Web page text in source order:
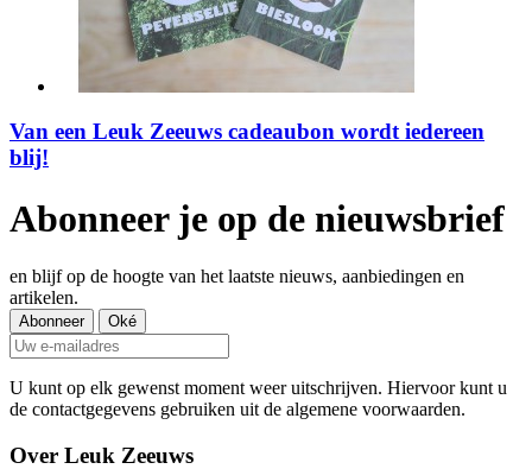
Van een Leuk Zeeuws cadeaubon wordt iedereen
blij!
Abonneer je op de nieuwsbrief
en blijf op de hoogte van het laatste nieuws, aanbiedingen en
artikelen.
U kunt op elk gewenst moment weer uitschrijven. Hiervoor kunt u
de contactgegevens gebruiken uit de algemene voorwaarden.
Over Leuk Zeeuws